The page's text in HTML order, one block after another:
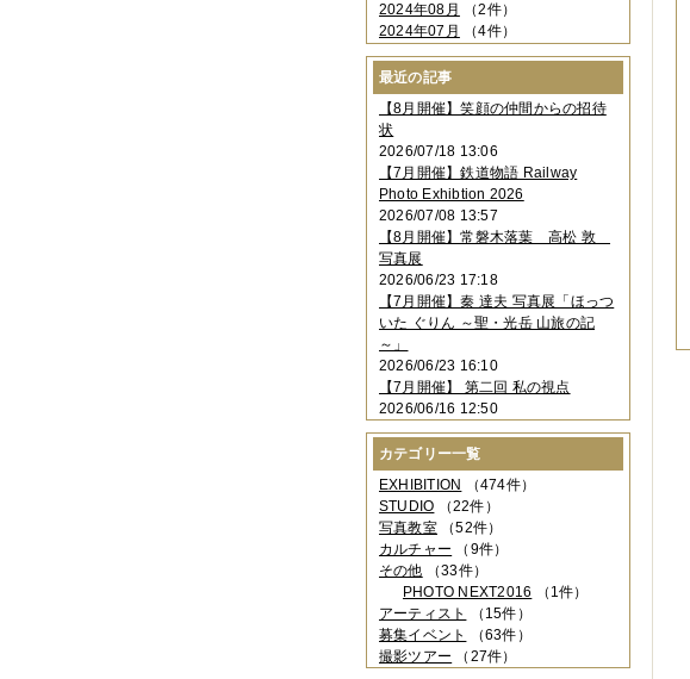
2024年08月
（2件）
2024年07月
（4件）
2024年06月（4件）
2024年04月
2024年03月（3件）
2024年02月（2件）
2023年12月
2023年11月 （4件）
2023年10月（3件）
2023年09月（4件）
2023年08月 （1件）
2023年06月（3件）
2023年05月
2023年04月 （2件）
2023年03月（5件）
2023年02月（3件）
2023年01月
2022年12月 （3件）
2022年11月（2件）
2022年10月（4件）
2022年09月（2件）
2022年08月
（3件）
2022年07月（3件）
2022年05月（4件）
2022年04月（2件）
2022年03月
（5件）
2022年02月（3件）
2022年01月（3件）
2021年12月（2件）
2021年11月（3件）
2021年10月
（1件）
最近の記事
【8月開催】笑顔の仲間からの招待
状
2026/07/18 13:06
【7月開催】鉄道物語 Railway
Photo Exhibtion 2026
2026/07/08 13:57
【8月開催】常磐木落葉 高松 敦
写真展
2026/06/23 17:18
【7月開催】秦 達夫 写真展「ほっつ
いた ぐりん ～聖・光岳 山旅の記
～」
2026/06/23 16:10
【7月開催】 第二回 私の視点
2026/06/16 12:50
カテゴリー一覧
EXHIBITION （474件）
STUDIO （22件）
写真教室（52件）
カルチャー （9件）
その他 （33件）
PHOTO NEXT2016 （1件）
アーティスト
（15件）
募集イベント
（63件）
撮影ツアー （27件）